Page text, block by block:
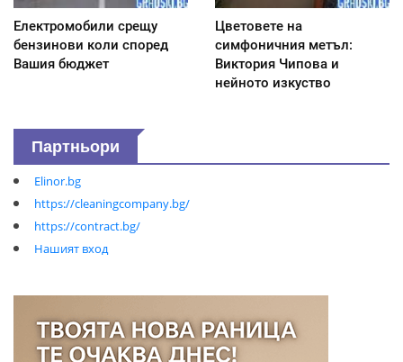
Електромобили срещу
бензинови коли според
Вашия бюджет
Цветовете на
симфоничния метъл:
Виктория Чипова и
нейното изкуство
Партньори
Elinor.bg
https://cleaningcompany.bg/
https://contract.bg/
Нашият вход